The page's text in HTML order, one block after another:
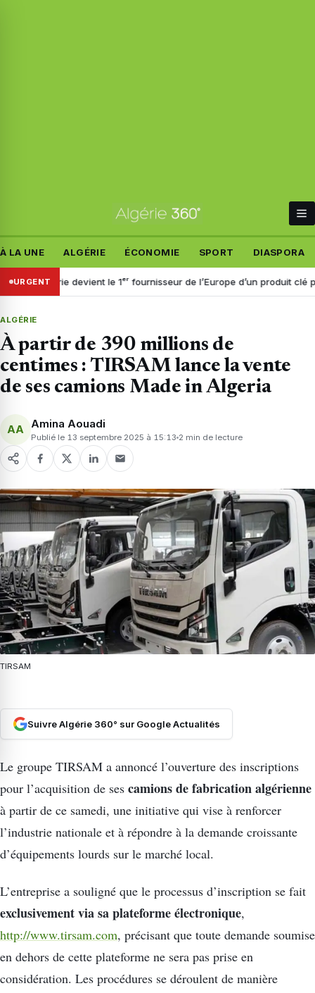
À LA UNE ALGÉRIE ÉCONOMIE SPORT DIASPORA
URGENT
devient le 1ᵉʳ fournisseur de l’Europe d’un produit clé pour
ALGÉRIE
À partir de 390 millions de
centimes : TIRSAM lance la vente
de ses camions Made in Algeria
AA Amina Aouadi
Publié le 13 septembre 2025 à 15:13 2 min de lecture
TIRSAM
Suivre Algérie 360° sur Google Actualités
Le groupe TIRSAM a annoncé l’ouverture des inscriptions
pour l’acquisition de ses camions de fabrication algérienne
à partir de ce samedi, une initiative qui vise à renforcer
l’industrie nationale et à répondre à la demande croissante
d’équipements lourds sur le marché local.
L’entreprise a souligné que le processus d’inscription se fait
exclusivement via sa plateforme électronique,
http://www.tirsam.com, précisant que toute demande soumise
en dehors de cette plateforme ne sera pas prise en
considération. Les procédures se déroulent de manière